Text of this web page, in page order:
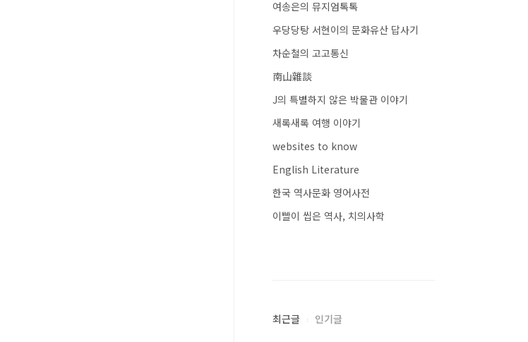
여송은의 뮤지엄톡톡
우당당탕 서현이의 문화유산 답사기
차순철의 고고통신
南山雜談
J의 특별하지 않은 박물관 이야기
새록새록 여행 이야기
websites to know
English Literature
한국 역사문화 영어사전
이빨이 씹은 역사, 치의사학
최근글 인기글